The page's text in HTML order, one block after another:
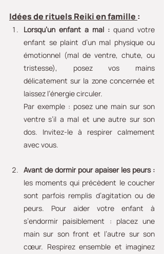
Idées de rituels Reiki en famille :
Lorsqu’un enfant a mal : quand votre
enfant se plaint d’un mal physique ou
émotionnel (mal de ventre, chute, ou
tristesse), posez vos mains
délicatement sur la zone concernée et
laissez l’énergie circuler.
Par exemple : posez une main sur son
ventre s’il a mal et une autre sur son
dos. Invitez-le à respirer calmement
avec vous.
Avant de dormir pour apaiser les peurs :
les moments qui précèdent le coucher
sont parfois remplis d’agitation ou de
peurs. Pour aider votre enfant à
s’endormir paisiblement : placez une
main sur son front et l’autre sur son
cœur. Respirez ensemble et imaginez